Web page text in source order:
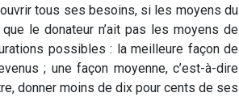
tous ses besoins, si les moyens du
le donateur n’ait pas les moyens de
possibles : la meilleure façon de
; une façon moyenne, c’est-à-dire
donner moins de dix pour cents de ses